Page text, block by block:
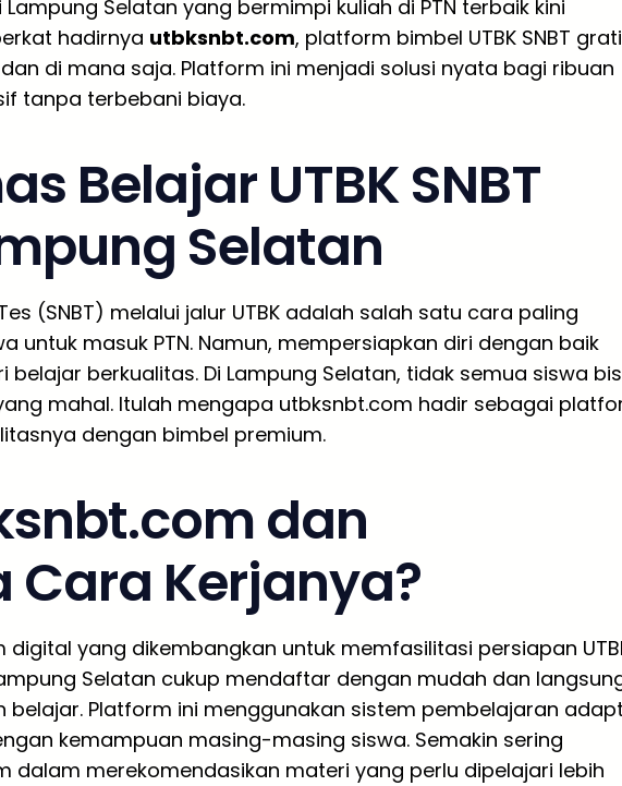
Selatan yang bermimpi kuliah di PTN terbaik kini
hadirnya utbksnbt.com, platform bimbel UTBK SNBT
di mana saja. Platform ini menjadi solusi nyata bagi ribuan
tanpa terbebani biaya.
Belajar UTBK SNBT
Selatan
(SNBT) melalui jalur UTBK adalah salah satu cara paling
untuk masuk PTN. Namun, mempersiapkan diri dengan baik
berkualitas. Di Lampung Selatan, tidak semua siswa
mahal. Itulah mengapa utbksnbt.com hadir sebagai
dengan bimbel premium.
dan
Kerjanya?
yang dikembangkan untuk memfasilitasi persiapan
Selatan cukup mendaftar dengan mudah dan
belajar. Platform ini menggunakan sistem pembelajaran
kemampuan masing-masing siswa. Semakin sering
dalam merekomendasikan materi yang perlu dipelajari lebih